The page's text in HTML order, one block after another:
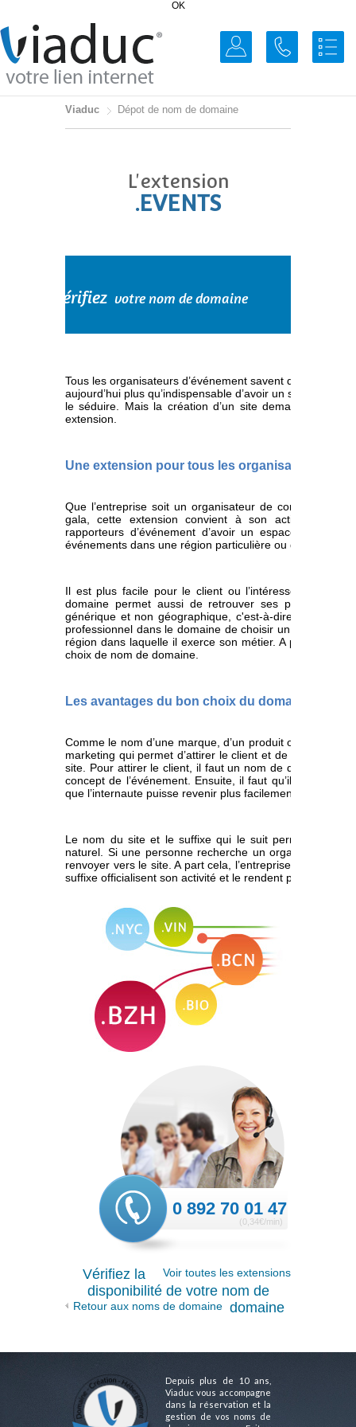
OK
Viaduc Dépot de nom de domaine
L'extension
.EVENTS
Vérifiez votre nom de domaine
Tous les organisateurs d’événement savent qu’avec
aujourd’hui plus qu’indispensable d’avoir un site web.
le séduire. Mais la création d’un site demande
extension.
Une extension pour tous les organisateurs
Que l’entreprise soit un organisateur de conférences,
gala, cette extension convient à son activité.
rapporteurs d’événement d’avoir un espace qui
événements dans une région particulière ou dans le
Il est plus facile pour le client ou l’intéressé de
domaine permet aussi de retrouver ses partenaires
générique et non géographique, c'est-à-dire qu’il
professionnel dans le domaine de choisir un bon nom
région dans laquelle il exerce son métier. A part la
choix de nom de domaine.
Les avantages du bon choix du domaine et de
Comme le nom d’une marque, d’un produit ou d’un
marketing qui permet d’attirer le client et de déjà
site. Pour attirer le client, il faut un nom de domaine
concept de l’événement. Ensuite, il faut qu’il soit
que l’internaute puisse revenir plus facilement sur le site.
Le nom du site et le suffixe qui le suit permettent
naturel. Si une personne recherche un organisateur
renvoyer vers le site. A part cela, l’entreprise gagne
suffixe officialisent son activité et le rendent plus
0 892 70 01 47
(0,34€/min)
Voir toutes les extensions
Vérifiez la
disponibilité de votre nom de
domaine
Retour aux noms de domaine
Depuis plus de 10 ans,
Viaduc vous accompagne
dans la réservation et la
gestion de vos noms de